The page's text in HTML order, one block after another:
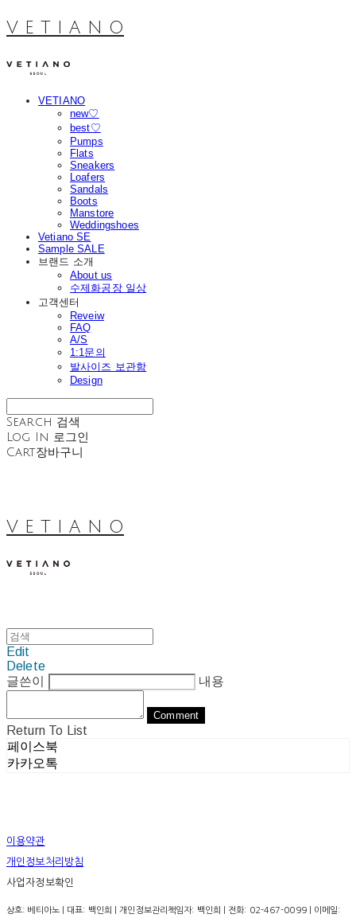
V E T I A N O
VETIANO
new♡
best♡
Pumps
Flats
Sneakers
Loafers
Sandals
Boots
Manstore
Weddingshoes
Vetiano SE
Sample SALE
브랜드 소개
About us
수제화공장 일상
고객센터
Reveiw
FAQ
A/S
1:1문의
발사이즈 보관함
Design
Search 검색
Log In 로그인
Cart장바구니
V E T I A N O
Edit
Delete
글쓴이
내용
Comment
Return To List
페이스북
카카오톡
이용약관
개인정보처리방침
사업자정보확인
상호: 베티아노 | 대표: 백인희 | 개인정보관리책임자: 백인희 | 전화: 02-467-0099 | 이메일: